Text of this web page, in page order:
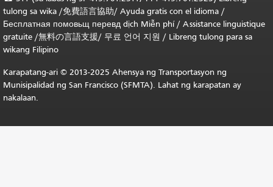
tulong sa wika /免費語言協助/ Ayuda gratis con el idioma /
Бесплатная помовьщ перевд dịch Miễn phí/ Assistance linguistique
gratuite /無料の言語支援/ 무료 언어 지원 / Libreng tulong para sa
wikang Filipino
Karapatang-ari © 2013-2025 Ahensya ng Transportasyon ng
Munisipalidad ng San Francisco (SFMTA). Lahat ng karapatan ay
nakalaan.